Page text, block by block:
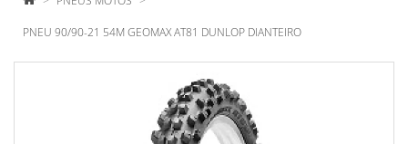
PNEU 90/90-21 54M GEOMAX AT81 DUNLOP DIANTEIRO